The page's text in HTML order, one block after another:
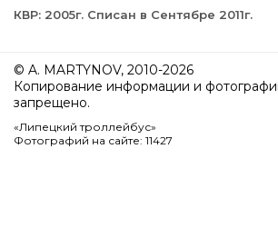
КВР: 2005г. Списан в Сентябре 2011г.
© A. MARTYNOV, 2010-2026
Копирование информации и
запрещено.
«Липецкий троллейбус»
Фотографий на сайте: 11427